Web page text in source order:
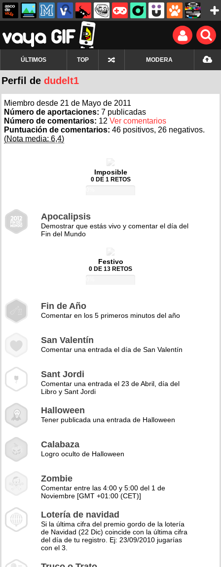
ÚLTIMOS TOP MODERA
Perfil de dudelt1
Miembro desde 21 de Mayo de 2011
Número de aportaciones: 7 publicadas
Número de comentarios: 12 Ver comentarios
Puntuación de comentarios: 46 positivos, 26 negativos.
(Nota media: 6,4)
Imposible
0 DE 1 RETOS
Apocalipsis
Demostrar que estás vivo y comentar el día del
Fin del Mundo
Festivo
0 DE 13 RETOS
Fin de Año
Comentar en los 5 primeros minutos del año
San Valentín
Comentar una entrada el día de San Valentín
Sant Jordi
Comentar una entrada el 23 de Abril, día del
Libro y Sant Jordi
Halloween
Tener publicada una entrada de Halloween
Calabaza
Logro oculto de Halloween
Zombie
Comentar entre las 4:00 y 5:00 del 1 de
Noviembre [GMT +01:00 (CET)]
Lotería de navidad
Si la última cifra del premio gordo de la lotería
de Navidad (22 Dic) coincide con la última cifra
del día de tu registro. Ej: 23/09/2010 jugarías
con el 3.